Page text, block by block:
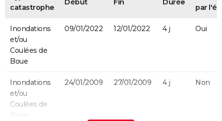
catastrophe
par
Inondations
et/ou
Coulées de
Boue
09/01/2022 12/01/2022 4 j Oui
Inondations
et/ou
Coulées de
Boue
24/01/2009 27/01/2009 4 j Non